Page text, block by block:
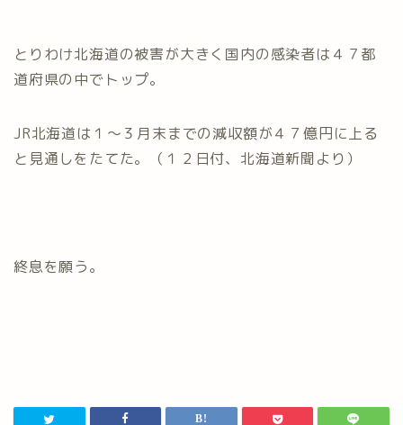
とりわけ北海道の被害が大きく国内の感染者は４７都
道府県の中でトップ。
JR北海道は１～３月末までの減収額が４７億円に上る
と見通しをたてた。（１２日付、北海道新聞より）
終息を願う。